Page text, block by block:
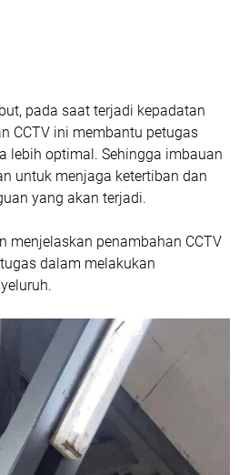
pada saat terjadi kepadatan
CCTV ini membantu petugas
lebih optimal. Sehingga imbauan
untuk menjaga ketertiban dan
yang akan terjadi.
menjelaskan penambahan CCTV
dalam melakukan